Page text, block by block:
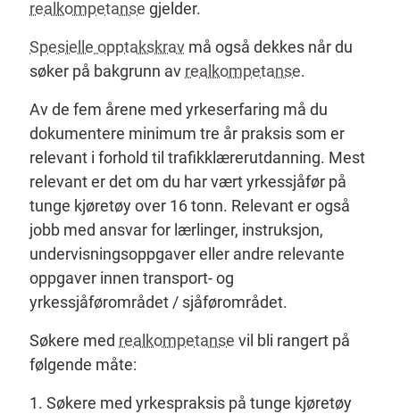
realkompetanse gjelder.
Spesielle opptakskrav må også dekkes når du
søker på bakgrunn av realkompetanse.
Av de fem årene med yrkeserfaring må du
dokumentere minimum tre år praksis som er
relevant i forhold til trafikklærerutdanning. Mest
relevant er det om du har vært yrkessjåfør på
tunge kjøretøy over 16 tonn. Relevant er også
jobb med ansvar for lærlinger, instruksjon,
undervisningsoppgaver eller andre relevante
oppgaver innen transport- og
yrkessjåførområdet / sjåførområdet.
Søkere med realkompetanse vil bli rangert på
følgende måte:
1. Søkere med yrkespraksis på tunge kjøretøy